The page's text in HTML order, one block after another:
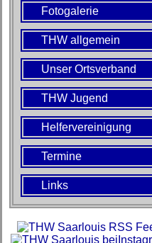
Fotogalerie
THW allgemein
Unser Ortsverband
THW Jugend
Helfervereinigung
Termine
Links